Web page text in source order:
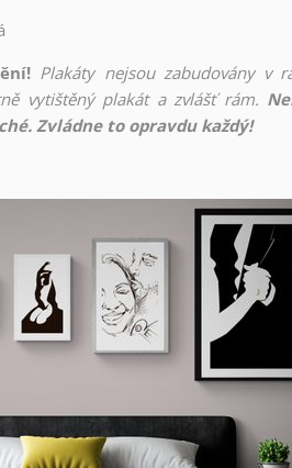
Plakáty nejsou zabudovány v
vytištěný plakát a zvlášť rám.
Zvládne to opravdu každý!